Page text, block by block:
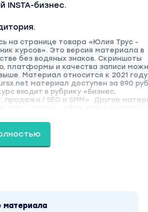
INSTA-бизнес.
на странице товара «Юлия Трус -
курсов». Это версия материала в
без водяных знаков. Скриншоты
платформы и качества записи
Материал относится к 2021
материал доступен за 890
входит в рубрику «Бизнес,
/ SEO и SMM». Другие
материала